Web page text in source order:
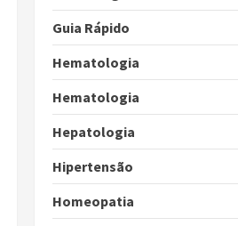
Guia Rápido
Hematologia
Hematologia
Hepatologia
Hipertensão
Homeopatia